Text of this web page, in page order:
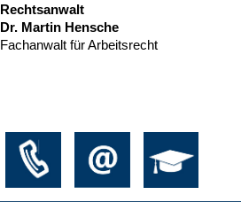
Rechtsanwalt
Dr. Martin Hensche
Fachanwalt für Arbeitsrecht